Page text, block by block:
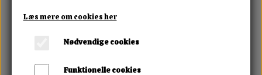
Læs mere om cookies her
Nødvendige cookies
Funktionelle cookies